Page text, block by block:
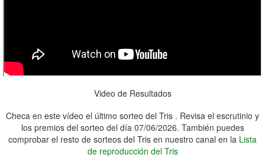
Video de Resultados
Checa en este vídeo el último sorteo del Tris . Revisa el escrutinio y
los premios del sorteo del día 07/06/2026. También puedes
comprobar el resto de sorteos del Tris en nuestro canal en la Lista
de reproducción del Tris